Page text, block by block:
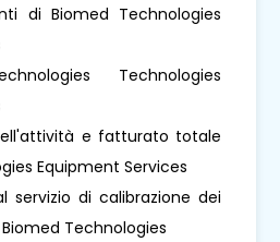
di Biomed Technologies
Technologies
e fatturato totale
Equipment Services
servizio di calibrazione dei
Technologies